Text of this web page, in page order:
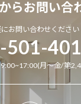
らお問い合
お問い合わせください
501-
月～金/第